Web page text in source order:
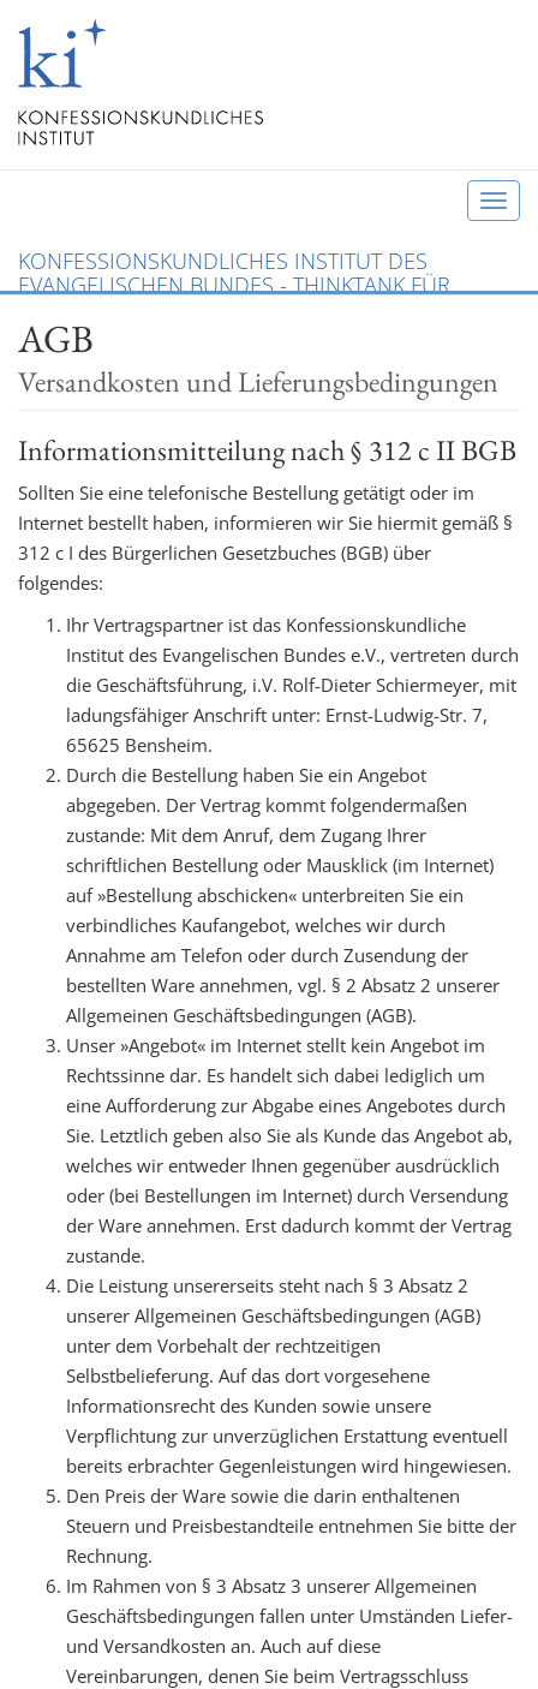
T
g
n
v
a
n
KONFESSIONSKUNDLICHES INSTITUT DES
EVANGELISCHEN BUNDES - THINKTANK FÜR
AGB
Versandkosten und Lieferungsbedingungen
Informationsmitteilung nach § 312 c II BGB
Sollten Sie eine telefonische Bestellung getätigt oder im
Internet bestellt haben, informieren wir Sie hiermit gemäß §
312 c I des Bürgerlichen Gesetzbuches (BGB) über
folgendes:
Ihr Vertragspartner ist das Konfessionskundliche
Institut des Evangelischen Bundes e.V., vertreten durch
die Geschäftsführung, i.V. Rolf-Dieter Schiermeyer, mit
ladungsfähiger Anschrift unter: Ernst-Ludwig-Str. 7,
65625 Bensheim.
Durch die Bestellung haben Sie ein Angebot
abgegeben. Der Vertrag kommt folgendermaßen
zustande: Mit dem Anruf, dem Zugang Ihrer
schriftlichen Bestellung oder Mausklick (im Internet)
auf »Bestellung abschicken« unterbreiten Sie ein
verbindliches Kaufangebot, welches wir durch
Annahme am Telefon oder durch Zusendung der
bestellten Ware annehmen, vgl. § 2 Absatz 2 unserer
Allgemeinen Geschäftsbedingungen (AGB).
Unser »Angebot« im Internet stellt kein Angebot im
Rechtssinne dar. Es handelt sich dabei lediglich um
eine Aufforderung zur Abgabe eines Angebotes durch
Sie. Letztlich geben also Sie als Kunde das Angebot ab,
welches wir entweder Ihnen gegenüber ausdrücklich
oder (bei Bestellungen im Internet) durch Versendung
der Ware annehmen. Erst dadurch kommt der Vertrag
zustande.
Die Leistung unsererseits steht nach § 3 Absatz 2
unserer Allgemeinen Geschäftsbedingungen (AGB)
unter dem Vorbehalt der rechtzeitigen
Selbstbelieferung. Auf das dort vorgesehene
Informationsrecht des Kunden sowie unsere
Verpflichtung zur unverzüglichen Erstattung eventuell
bereits erbrachter Gegenleistungen wird hingewiesen.
Den Preis der Ware sowie die darin enthaltenen
Steuern und Preisbestandteile entnehmen Sie bitte der
Rechnung.
Im Rahmen von § 3 Absatz 3 unserer Allgemeinen
Geschäftsbedingungen fallen unter Umständen Liefer-
und Versandkosten an. Auch auf diese
Vereinbarungen, denen Sie beim Vertragsschluss